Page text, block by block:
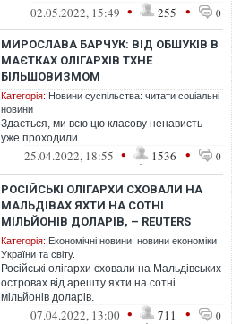
урядом02.05.2022, 15:49 • 255 • 0
МИРОСЛАВА БАРЧУК: ВІД ОБШУКІВ В
МАЄТКАХ ОЛІГАРХІВ ТХНЕ
БІЛЬШОВИЗМОМ
Категорія: Новини суспільства: читати соціальні
новини
Здається, ми всю цю класову ненависть
уже проходили
25.04.2022, 18:55 • 1536 • 0
РОСІЙСЬКІ ОЛІГАРХИ СХОВАЛИ НА
МАЛЬДІВАХ ЯХТИ НА СОТНІ
МІЛЬЙОНІВ ДОЛАРІВ, – REUTERS
Категорія: Економічні новини: новини економіки
України та світу.
Російські олігархи сховали на Мальдівських
островах від арешту яхти на сотні
мільйонів доларів.
07.04.2022, 13:00 • 711 • 0